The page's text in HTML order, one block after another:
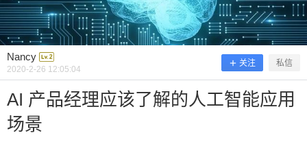
Nancy
2020-2-26 12:05:04
关注 私信
AI 产品经理应该了解的人工智能应用
场景
AI 产品经理应该了解的人工智能应用